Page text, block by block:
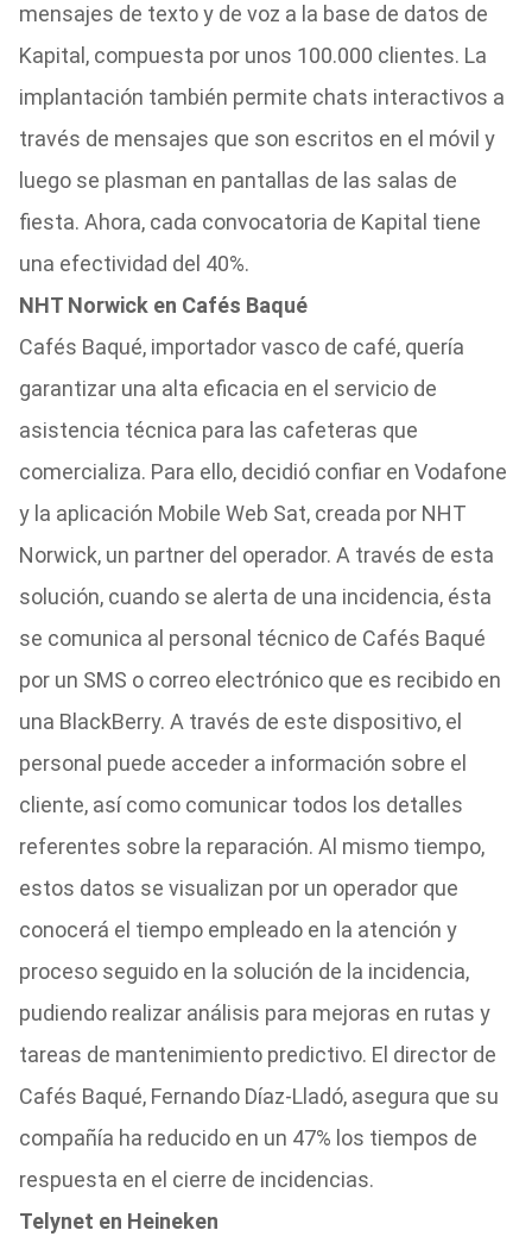
mensajes de texto y de voz a la base de datos de
Kapital, compuesta por unos 100.000 clientes. La
implantación también permite chats interactivos a
través de mensajes que son escritos en el móvil y
luego se plasman en pantallas de las salas de
fiesta. Ahora, cada convocatoria de Kapital tiene
una efectividad del 40%.
NHT Norwick en Cafés Baqué
Cafés Baqué, importador vasco de café, quería
garantizar una alta eficacia en el servicio de
asistencia técnica para las cafeteras que
comercializa. Para ello, decidió confiar en Vodafone
y la aplicación Mobile Web Sat, creada por NHT
Norwick, un partner del operador. A través de esta
solución, cuando se alerta de una incidencia, ésta
se comunica al personal técnico de Cafés Baqué
por un SMS o correo electrónico que es recibido en
una BlackBerry. A través de este dispositivo, el
personal puede acceder a información sobre el
cliente, así como comunicar todos los detalles
referentes sobre la reparación. Al mismo tiempo,
estos datos se visualizan por un operador que
conocerá el tiempo empleado en la atención y
proceso seguido en la solución de la incidencia,
pudiendo realizar análisis para mejoras en rutas y
tareas de mantenimiento predictivo. El director de
Cafés Baqué, Fernando Díaz-Lladó, asegura que su
compañía ha reducido en un 47% los tiempos de
respuesta en el cierre de incidencias.
Telynet en Heineken